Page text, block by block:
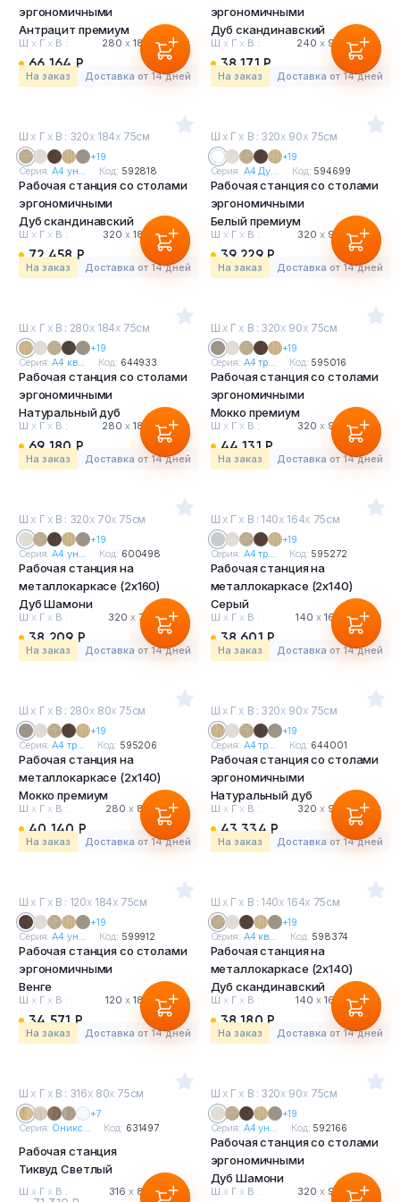
эргономичными
Антрацит премиум
Ш х Г х В : 280 х184 х75 см
66 164 Р
На заказ Доставка от 14 дней
эргономичными
Дуб скандинавский
Ш х Г х В : 240 х 90 х75 см
38 171 Р
На заказ Доставка от 14 дней
Ш х Г х В : 320х 184х 75см
+19
Серия:А4 ун... Код: 592818
Рабочая станция со столами
эргономичными
Дуб скандинавский
Ш х Г х В : 320 х184 х75 см
72 458 Р
На заказ Доставка от 14 дней
Ш х Г х В : 320х 90х 75см
+19
Серия: А4 Ду... Код: 594699
Рабочая станция со столами
эргономичными
Белый премиум
Ш х Г х В : 320 х 90 х75 см
39 229 Р
На заказ Доставка от 14 дней
Ш х Г х В : 280х 184х 75см
+19
Серия:А4 кв... Код: 644933
Рабочая станция со столами
эргономичными
Натуральный дуб
Ш х Г х В : 280 х184 х75 см
69 180 Р
На заказ Доставка от 14 дней
Ш х Г х В : 320х 90х 75см
+19
Серия: А4 тр... Код: 595016
Рабочая станция со столами
эргономичными
Мокко премиум
Ш х Г х В : 320 х 90 х75 см
44 131 Р
На заказ Доставка от 14 дней
Ш х Г х В : 320х 70х 75см
+19
Серия:А4 ун... Код: 600498
Рабочая станция на
металлокаркасе (2х160)
Дуб Шамони
Ш х Г х В : 320 х70 х75 см
38 209 Р
На заказ Доставка от 14 дней
Ш х Г х В : 140х 164х 75см
+19
Серия: А4 тр... Код: 595272
Рабочая станция на
металлокаркасе (2х140)
Серый
Ш х Г х В : 140 х 164 х75 см
38 601 Р
На заказ Доставка от 14 дней
Ш х Г х В : 280х 80х 75см
+19
Серия:А4 тр... Код: 595206
Рабочая станция на
металлокаркасе (2х140)
Мокко премиум
Ш х Г х В : 280 х80 х75 см
40 140 Р
На заказ Доставка от 14 дней
Ш х Г х В : 320х 90х 75см
+19
Серия: А4 тр... Код: 644001
Рабочая станция со столами
эргономичными
Натуральный дуб
Ш х Г х В : 320 х 90 х75 см
43 334 Р
На заказ Доставка от 14 дней
Ш х Г х В : 120х 184х 75см
+19
Серия:А4 ун... Код: 599912
Рабочая станция со столами
эргономичными
Венге
Ш х Г х В : 120 х184 х75 см
34 571 Р
На заказ Доставка от 14 дней
Ш х Г х В : 140х 164х 75см
+19
Серия: А4 кв... Код: 598374
Рабочая станция на
металлокаркасе (2х140)
Дуб скандинавский
Ш х Г х В : 140 х 164 х75 см
38 180 Р
На заказ Доставка от 14 дней
Ш х Г х В : 316х 80х 75см
+7
Серия: Оникс... Код: 631497
Рабочая станция
Тиквуд Светлый
Ш х Г х В : 316 х80 х75 см
Ш х Г х В : 320х 90х 75см
+19
Серия: А4 ун... Код: 592166
Рабочая станция со столами
эргономичными
Дуб Шамони
Ш х Г х В : 320 х 90 х75 см